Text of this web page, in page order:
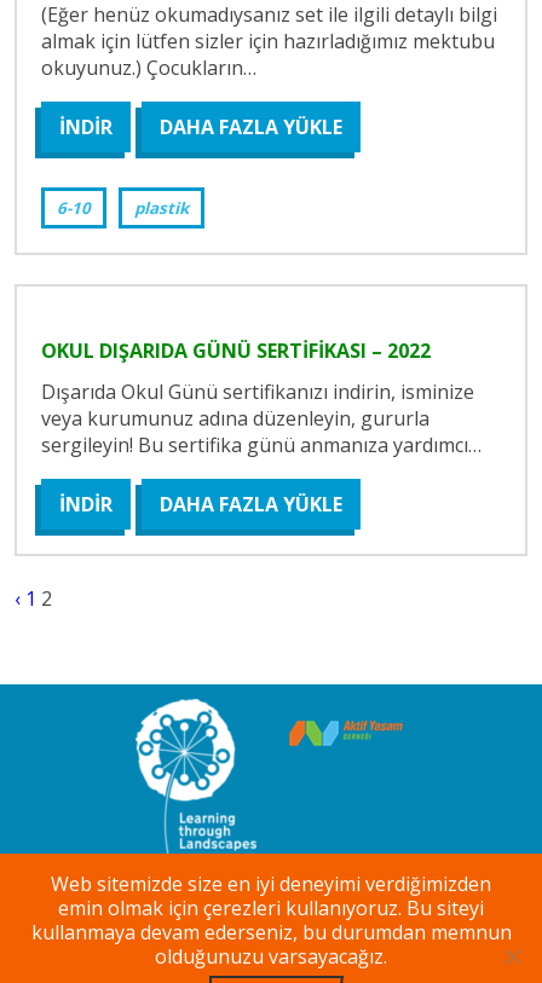
(Eğer henüz okumadıysanız set ile ilgili detaylı bilgi
almak için lütfen sizler için hazırladığımız mektubu
okuyunuz.) Çocukların…
İNDİR DAHA FAZLA YÜKLE
6-10 plastik
OKUL DIŞARIDA GÜNÜ SERTİFİKASI – 2022
Dışarıda Okul Günü sertifikanızı indirin, isminize
veya kurumunuz adına düzenleyin, gururla
sergileyin! Bu sertifika günü anmanıza yardımcı…
İNDİR DAHA FAZLA YÜKLE
‹ 1 2
Kullanım Koşulları Gizlilik İlkesi
Web sitemizde size en iyi deneyimi verdiğimizden
emin olmak için çerezleri kullanıyoruz. Bu siteyi
kullanmaya devam ederseniz, bu durumdan memnun
olduğunuzu varsayacağız.